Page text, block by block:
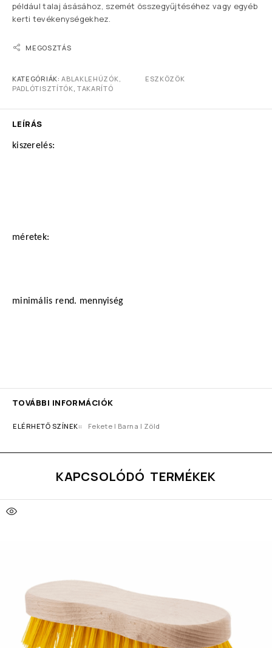
például talaj ásásához, szemét összegyűjtéséhez vagy egyéb
kerti tevékenységekhez.
MEGOSZTÁS
KATEGÓRIÁK:ABLAKLEHÚZÓK,
PADLÓTISZTÍTÓK, TAKARÍTÓ
ESZKÖZÖK
LEÍRÁS
kiszerelés:
méretek:
minimális rend. mennyiség
TOVÁBBI INFORMÁCIÓK
ELÉRHETŐ SZÍNEK: Fekete I Barna I Zöld
KAPCSOLÓDÓ TERMÉKEK